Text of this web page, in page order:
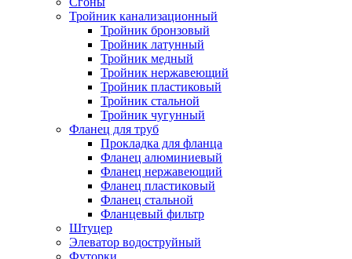
Тройник канализационный
Тройник бронзовый
Тройник латунный
Тройник медный
Тройник нержавеющий
Тройник пластиковый
Тройник стальной
Тройник чугунный
Фланец для труб
Прокладка для фланца
Фланец алюминиевый
Фланец нержавеющий
Фланец пластиковый
Фланец стальной
Фланцевый фильтр
Штуцер
Элеватор водоструйный
Футорки